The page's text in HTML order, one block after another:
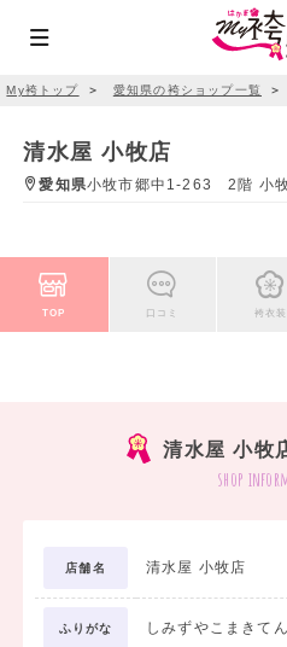
My袴トップ ＞ 愛知県の袴ショップ一覧 ＞
清水屋 小牧店
愛知県小牧市郷中1-263 2階 小
TOP 口コミ 袴衣装
清水屋 小牧
shop
店舗名 清水屋 小牧店
ふりがな しみずやこまきてん